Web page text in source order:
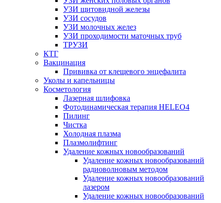
УЗИ щитовидной железы
УЗИ сосудов
УЗИ молочных желез
УЗИ проходимости маточных труб
ТРУЗИ
КТГ
Вакцинация
Прививка от клещевого энцефалита
Уколы и капельницы
Косметология
Лазерная шлифовка
Фотодинамическая терапия HELEO4
Пилинг
Чистка
Холодная плазма
Плазмолифтинг
Удаление кожных новообразований
Удаление кожных новообразований
радиоволновым методом
Удаление кожных новообразований
лазером
Удаление кожных новообразований